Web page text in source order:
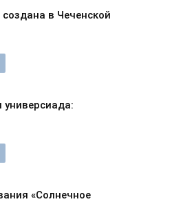
в Чеченской
универсиада:
«Солнечное